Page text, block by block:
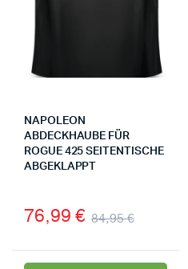
NAPOLEON
ABDECKHAUBE FÜR
ROGUE 425 SEITENTISCHE
ABGEKLAPPT
84,95€
76,99 €